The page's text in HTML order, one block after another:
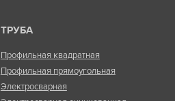
ТРУБА
Профильная квадратная
Профильная прямоугольная
Электросварная